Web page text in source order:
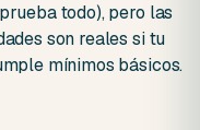
todo), pero las
son reales si tu
mínimos básicos.